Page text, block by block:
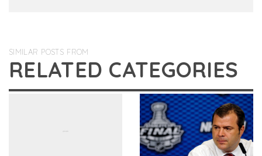
SIMILAR POSTS FROM
RELATED CATEGORIES